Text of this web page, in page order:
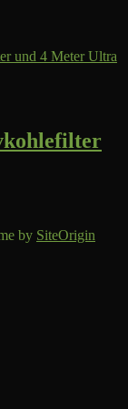
by SiteOrigin